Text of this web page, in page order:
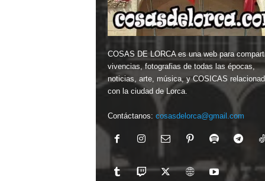
COSAS DE LORCA es una web para
vivencias, fotografias de todas las épocas,
noticias, arte, música, y COSICAS
con la ciudad de Lorca.
Contáctanos: cosasdelorca@gmail.com